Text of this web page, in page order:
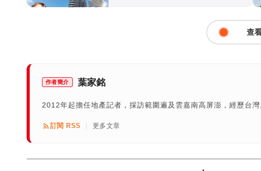
查
作者簡介 葉家銘
2012年起擔任地產記者，採訪範圍遍及雲嘉南高屏澎，經歷台
訂閱 RSS 更多文章